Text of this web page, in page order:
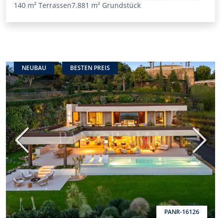
140 m² Terrassen7.881 m² Grundstück
NEUBAU BESTEN PREIS
PANR-16126
Vorherige